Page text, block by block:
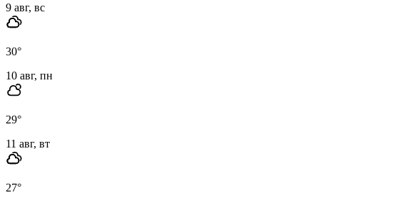
9 авг, вс
30°
10 авг, пн
29°
11 авг, вт
27°